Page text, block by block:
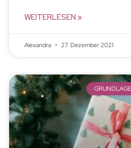
WEITERLESEN »
Alexandra 27. Dezember 2021